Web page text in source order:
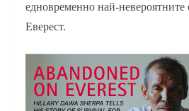
едновременно най-невероятните
Еверест.